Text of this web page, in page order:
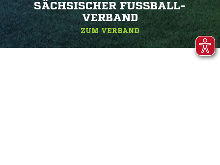
SÄCHSISCHER FUSSBALL-V
ERBAND
ZUM VERBAND